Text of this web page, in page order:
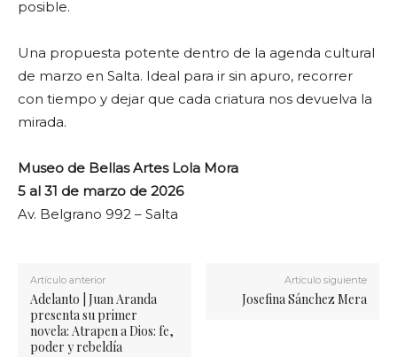
posible.
Una propuesta potente dentro de la agenda cultural
de marzo en Salta. Ideal para ir sin apuro, recorrer
con tiempo y dejar que cada criatura nos devuelva la
mirada.
Museo de Bellas Artes Lola Mora
5 al 31 de marzo de 2026
Av. Belgrano 992 – Salta
Artículo anterior
Adelanto | Juan Aranda
presenta su primer
novela: Atrapen a Dios: fe,
poder y rebeldía
Artículo siguiente
Josefina Sánchez Mera